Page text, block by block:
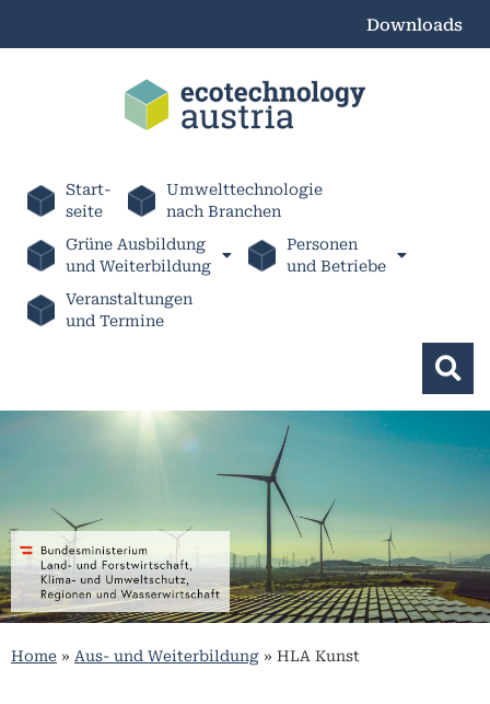
Downloads
Start-
seite
Umwelttechnologie
nach Branchen
Grüne Ausbildung
und Weiterbildung
Personen
und Betriebe
Veranstaltungen
und Termine
Home » Aus- und Weiterbildung » HLA Kunst